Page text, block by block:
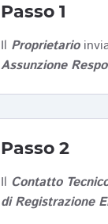
Passo 1
Il Proprietario
Assunzione
Passo 2
Il Contatto
di Registrazione